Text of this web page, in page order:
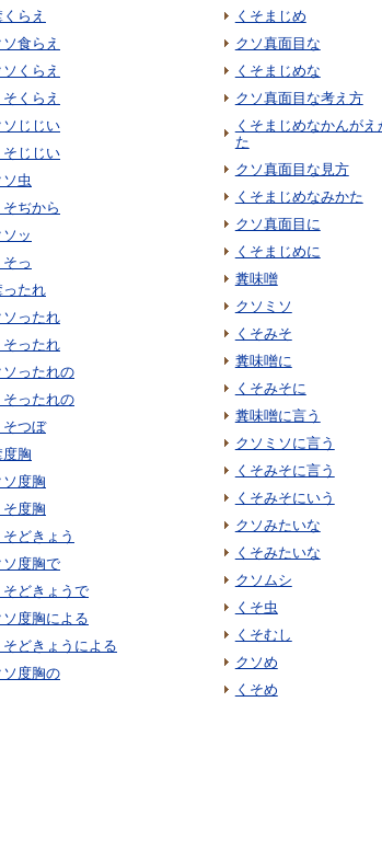
らえ
ソ食らえ
ソくらえ
そくらえ
ソじじい
そじじい
ソ虫
そぢから
ソッ
そっ
ったれ
ソったれ
そったれ
ソったれの
そったれの
そつぼ
度胸
ソ度胸
そ度胸
そどきょう
ソ度胸で
そどきょうで
ソ度胸による
そどきょうによる
ソ度胸の
くそまじめ
クソ真面目な
くそまじめな
クソ真面目な考え方
くそまじめなかんがえ
た
クソ真面目な見方
くそまじめなみかた
クソ真面目に
くそまじめに
糞味噌
クソミソ
くそみそ
糞味噌に
くそみそに
糞味噌に言う
クソミソに言う
くそみそに言う
くそみそにいう
クソみたいな
くそみたいな
クソムシ
くそ虫
くそむし
クソめ
くそめ